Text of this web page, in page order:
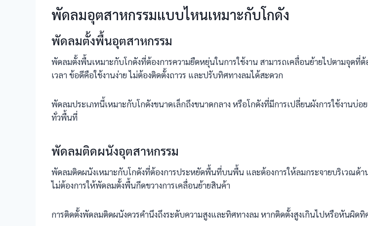
พัดลมอุตสาหกรรมแบบไหนเหมาะกับโกดัง
พัดลมตั้งพื้นอุตสาหกรรม
พัดลมตั้งพื้นเหมาะกับโกดังที่ต้องการความยืดหยุ่นในการใช้งาน สามารถเคลื่อนย้ายไปตามจุด
เวลา ข้อดีคือใช้งานง่าย ไม่ต้องติดตั้งถาวร และปรับทิศทางลมได้สะดวก
พัดลมประเภทนี้เหมาะกับโกดังขนาดเล็กถึงขนาดกลาง หรือโกดังที่มีการเปลี่ยนผังการใช้งาน
ทั่วพื้นที่
พัดลมติดผนังอุตสาหกรรม
พัดลมติดผนังเหมาะกับโกดังที่ต้องการประหยัดพื้นที่บนพื้น และต้องการให้ลมกระจายบริเวณด้
ไม่ต้องการให้พัดลมตั้งพื้นกีดขวางการเคลื่อนย้ายสินค้า
การติดตั้งพัดลมติดผนังควรคำนึงถึงระดับความสูงและทิศทางลม หากติดตั้งสูงเกินไปหรือหันผิดทิ